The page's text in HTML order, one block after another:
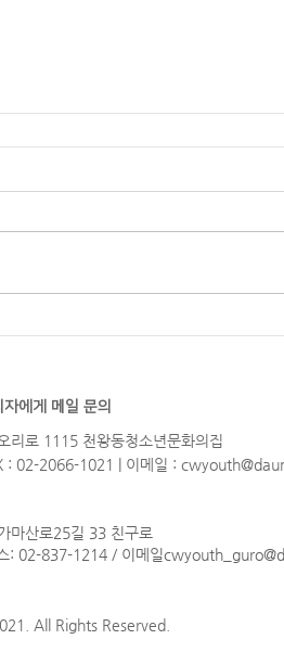
자에게 메일 문의
리로 1115 천왕동청소년문화의집
: 02-2066-1021 | 이메일 :
마산로25길 33 친구로
: 02-837-1214 / 이메일
All Rights Reserved.